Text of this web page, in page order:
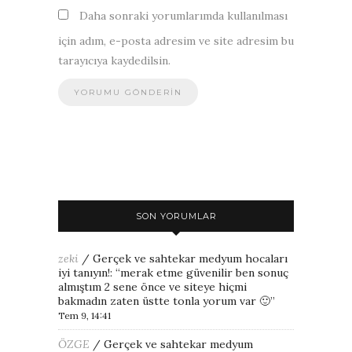
Daha sonraki yorumlarımda kullanılması
için adım, e-posta adresim ve site adresim bu
tarayıcıya kaydedilsin.
SON YORUMLAR
zeki / Gerçek ve sahtekar medyum hocaları
iyi tanıyın!: “merak etme güvenilir ben sonuç
almıştım 2 sene önce ve siteye hiçmi
bakmadın zaten üstte tonla yorum var 🙂”
Tem 9, 14:41
ÖZGE / Gerçek ve sahtekar medyum